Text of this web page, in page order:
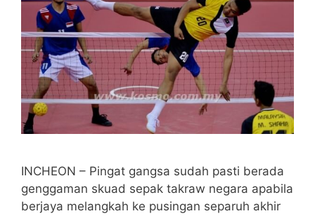
INCHEON – Pingat gangsa sudah pasti berada
genggaman skuad sepak takraw negara apabila
berjaya melangkah ke pusingan separuh akhir